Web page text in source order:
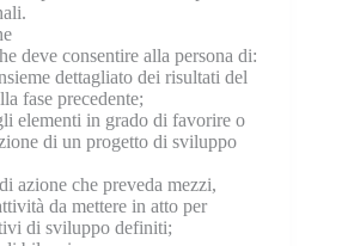
deve consentire alla persona di:
dettagliato dei risultati del
fase precedente;
elementi in grado di favorire o
di un progetto di sviluppo
azione che preveda mezzi,
da mettere in atto per
di sviluppo definiti;